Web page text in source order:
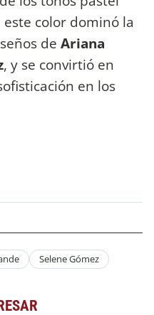
color dominó la
de Ariana
, y se convirtió en
en los
Selene Gómez